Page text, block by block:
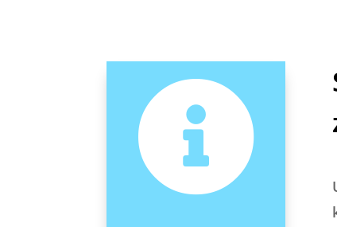
